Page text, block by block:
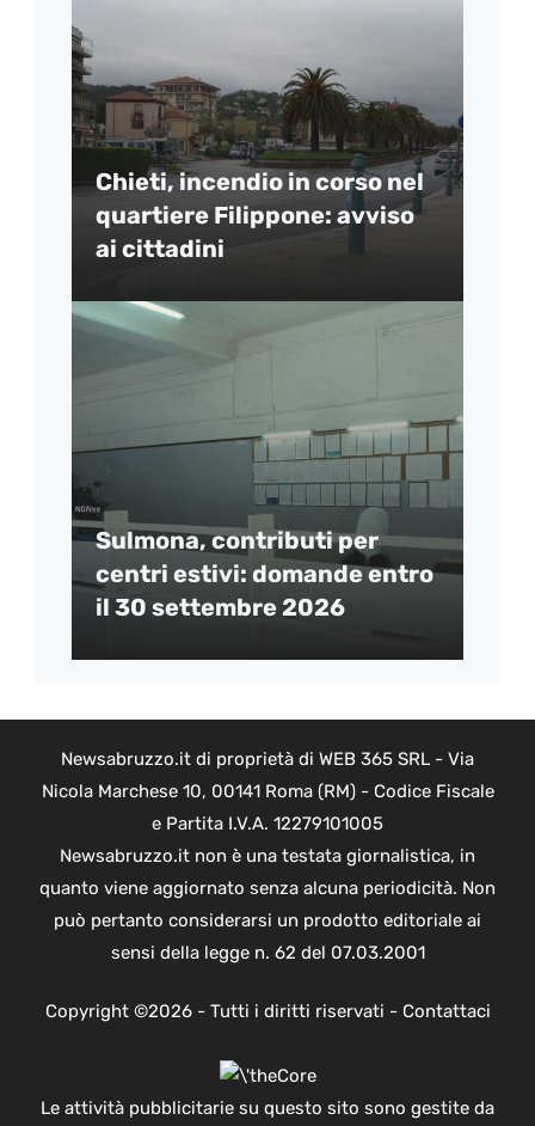
Chieti, incendio in corso nel
quartiere Filippone: avviso
ai cittadini
Sulmona, contributi per
centri estivi: domande entro
il 30 settembre 2026
Newsabruzzo.it di proprietà di WEB 365 SRL - Via
Nicola Marchese 10, 00141 Roma (RM) - Codice Fiscale
e Partita I.V.A. 12279101005
Newsabruzzo.it non è una testata giornalistica, in
quanto viene aggiornato senza alcuna periodicità. Non
può pertanto considerarsi un prodotto editoriale ai
sensi della legge n. 62 del 07.03.2001
Copyright ©2026 - Tutti i diritti riservati - Contattaci
Le attività pubblicitarie su questo sito sono gestite da